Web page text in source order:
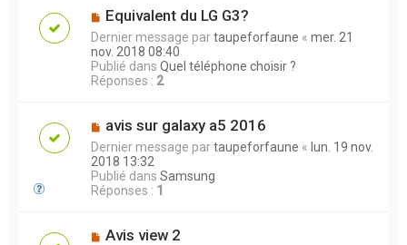
Equivalent du LG G3?
Dernier message partaupeforfaune « mer. 21
nov. 2018 08:40
Publié dans Quel téléphone choisir ?
Réponses : 2
avis sur galaxy a5 2016
Dernier message partaupeforfaune « lun. 19 nov.
2018 13:32
Publié dans Samsung
Réponses : 1
Avis view 2